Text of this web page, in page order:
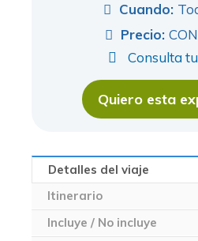
Cuando:
Precio:
Consulta
Quiero esta
Detalles del viaje
Itinerario
Incluye / No incluye